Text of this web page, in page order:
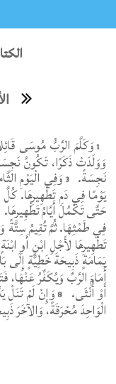
وَكَلَّمَ الرَّبُّ مُوسَى
وَوَلَدَتْ ذَكَرًا، تَكُونُ
نَجِسَةً. وَفِي الْيَوْمِ
يَوْمًا فِي دَمِ تَطْهِيرِهَا.
حَتَّى تَكْمُلَ أَيَّامُ تَطْهِيرِهَا.
فِي طَمْثِهَا. ثُمَّ تُقِيمُ سِتَّةً
تَطْهِيرِهَا لأَجْلِ ابْنٍ أَوِ
يَمَامَةٍ ذَبِيحَةَ خَطِيَّةٍ إِلَى
أَمَامَ الرَّبِّ وَيُكَفِّرُ عَنْهَا،
أَوْ أُنْثَى. 8 وَإِنْ لَمْ تَنَلْ
الْوَاحِدَ مُحْرَقَةً، وَالآخَرَ